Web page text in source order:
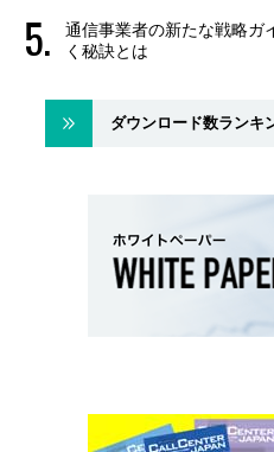
通信事業者の新たな戦略
く秘訣とは
ダウンロード数ランキ